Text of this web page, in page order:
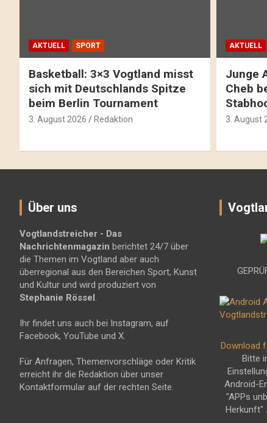
AKTUELL SPORT
Basketball: 3×3 Vogtland misst
sich mit Deutschlands Spitze
beim Berlin Tournament
3. August 2026 Redaktion
AKTUELL
Junge
Cheb
3. August
Über uns
Vogtlandstreicher - Das
Nachrichtenmagazin berichtet 24/7 über
die Themen im Vogtland aber auch
überregional aus den Bereichen Sport, Kunst
und Kultur und wird produziert von
Stephanie Rössel.
Ihr findet uns auch bei Instagram, auf
Facebook, YouTube und X.
Für Anfragen, Themenvorschläge oder Kritik
erreicht ihr die Redaktion über unser
Kontaktformular auf der rechten Seite.
Download
Bitte
Android-
"APPs
Herkunft"